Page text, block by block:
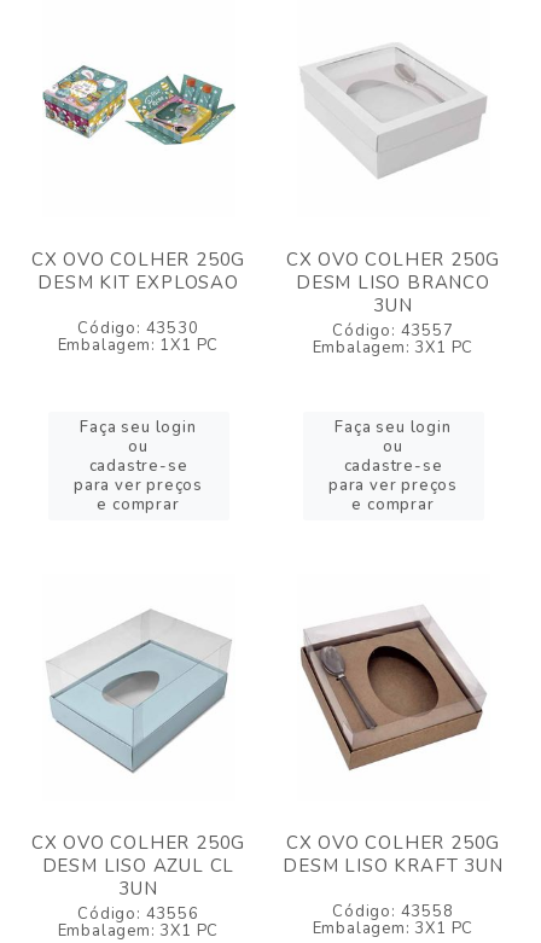
CX OVO COLHER 250G
DESM KIT EXPLOSAO
Código: 43530
Embalagem: 1X1 PC
Faça seu login
ou
cadastre-se
para ver preços
e comprar
CX OVO COLHER 250G
DESM LISO BRANCO
3UN
Código: 43557
Embalagem: 3X1 PC
Faça seu login
ou
cadastre-se
para ver preços
e comprar
CX OVO COLHER 250G
DESM LISO AZUL CL
3UN
Código: 43556
Embalagem: 3X1 PC
CX OVO COLHER 250G
DESM LISO KRAFT 3UN
Código: 43558
Embalagem: 3X1 PC